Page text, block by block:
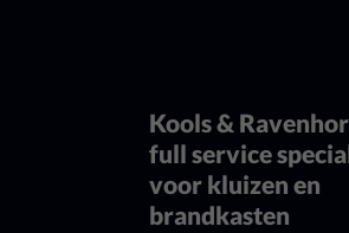
Kools &
full service
voor kluizen en
brandkasten